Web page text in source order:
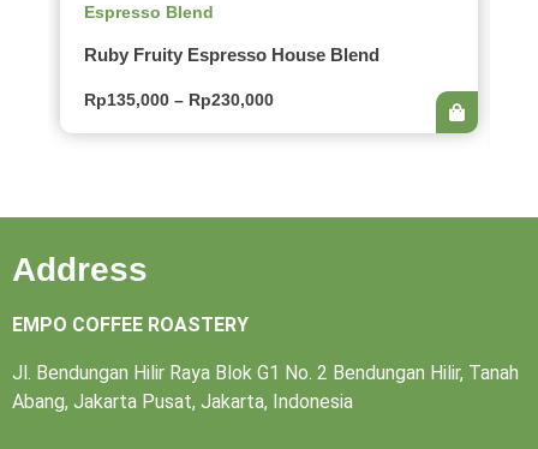
Espresso Blend
Ruby Fruity Espresso House Blend
Rp135,000 – Rp230,000
Address
EMPO COFFEE ROASTERY
Jl. Bendungan Hilir Raya Blok G1 No. 2 Bendungan Hilir, Tanah
Abang, Jakarta Pusat, Jakarta, Indonesia